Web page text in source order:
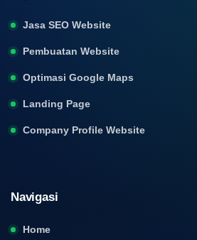
Jasa SEO Website
Pembuatan Website
Optimasi Google Maps
Landing Page
Company Profile Website
Navigasi
Home